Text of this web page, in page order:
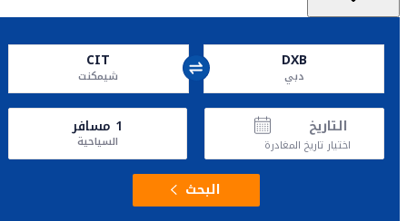
DXB
دبي
CIT
شيمكنت
التاريخ
اختيار تاريخ المغادرة
1 مسافر
السياحية
البحث